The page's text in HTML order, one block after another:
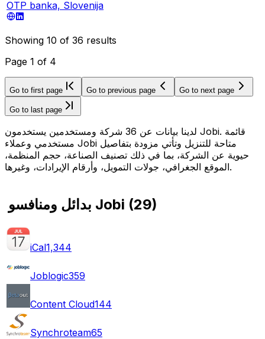
OTP banka, Slovenija
Showing 10 of 36 results
Page 1 of 4
Go to first page Go to previous page Go to next page
Go to last page
لدينا بيانات عن 36 شركة ومستخدمين يستخدمون Jobi. قائمة
مستخدمي وعملاء Jobi متاحة للتنزيل وتأتي مزودة بتفاصيل
حيوية عن الشركة، بما في ذلك تصنيف الصناعة، حجم المنظمة،
الموقع الجغرافي، جولات التمويل، وأرقام الإيرادات، وغيرها.
بدائل ومنافسو Jobi (29)
iCal1,344
Joblogic359
Content Cloud144
Synchroteam65